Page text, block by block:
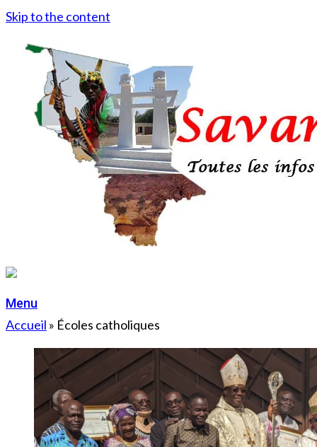
Skip to the content
Menu
Accueil » Écoles catholiques